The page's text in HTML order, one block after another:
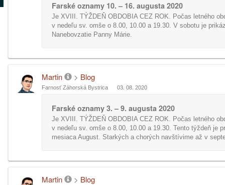
Farské oznamy 10. – 16. augusta 2020
Je XVIII. TÝŽDEŇ OBDOBIA CEZ ROK. Počas letného
v nedeľu sv. omše o 8.00, 10.00 a 19.30. V sobotu je
Nanebovzatie Panny Márie.
Martin > Blog
Farnosť Záhorská Bystrica 03. 08. 2020
Farské oznamy 3. – 9. augusta 2020
Je XVIII. TÝŽDEŇ OBDOBIA CEZ ROK. Počas letného
v nedeľu sv. omše o 8.00, 10.00 a 19.30. Tento týždeň je
mesiaca August. Starkých a chorých navštívime až v
Martin > Blog